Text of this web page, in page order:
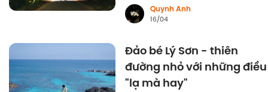
Quynh Anh
16/04
Đảo bé Lý Sơn - thiên
đường nhỏ với những điều
"lạ mà hay"